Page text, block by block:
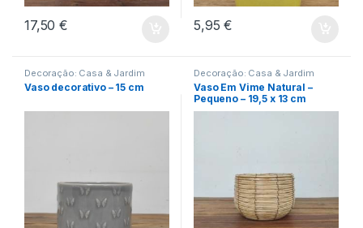
17,50€ 5,95€
Decoração: Casa & Jardim
Vaso decorativo – 15 cm
Decoração: Casa & Jardim
Vaso Em Vime Natural –
Pequeno – 19,5 x 13 cm